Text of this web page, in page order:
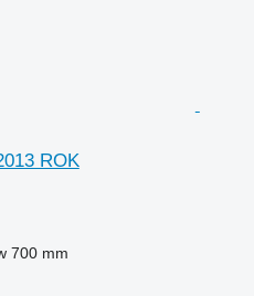
ROK
700 mm